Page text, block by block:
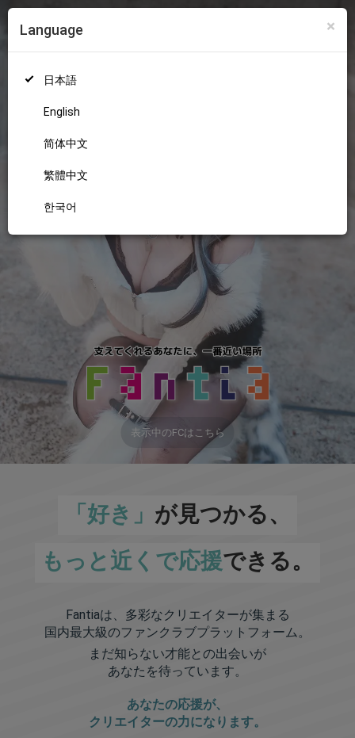
×
Language
日本語
English
简体中文
繁體中文
한국어
18+
表示中のFCはこちら
「好き」 が見つかる、
もっと近くで応援できる。
Fantiaは、多彩なクリエイターが集まる
国内最大級のファンクラブプラットフォーム。
まだ知らない才能との出会いが
あなたを待っています。
あなたの応援が、
クリエイターの力になります。